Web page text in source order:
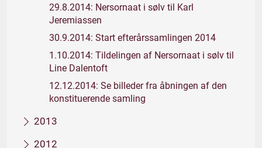
29.8.2014: Nersornaat i sølv til Karl
Jeremiassen
30.9.2014: Start efterårssamlingen 2014
1.10.2014: Tildelingen af Nersornaat i sølv til
Line Dalentoft
12.12.2014: Se billeder fra åbningen af den
konstituerende samling
2013
2012